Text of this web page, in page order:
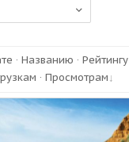
· Названию · Рейтингу
· Просмотрам